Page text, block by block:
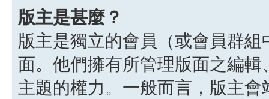
版主是甚麼？
版主是獨立的會員（或會員群
面。他們擁有所管理版面之編
主題的權力。一般而言，版主